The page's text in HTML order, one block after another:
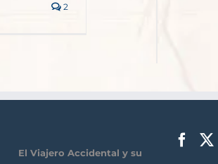
2
El Viajero Accidental y su